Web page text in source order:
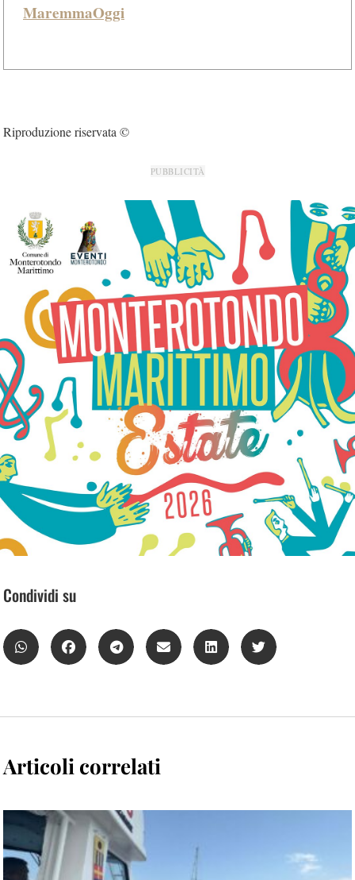
MaremmaOggi
Riproduzione riservata ©
PUBBLICITÀ
Condividi su
Articoli correlati